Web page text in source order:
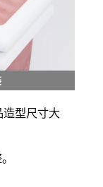
造型尺寸大